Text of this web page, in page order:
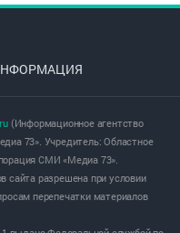
(Информационное агентство
73». Учредитель: Областное
СМИ «Медиа 73».
сайта разрешена при условии
перепечатки материалов